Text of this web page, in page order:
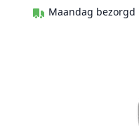
Maandag bezorgd